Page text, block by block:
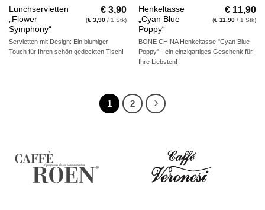
Lunchservietten
„Flower
Symphony“
€ 3,90
(€ 3,90 / 1 Stk)
Servietten mit Design: Ein blumiger
Touch für Ihren schön gedeckten Tisch!
Henkeltasse
„Cyan Blue
Poppy“
€ 11,90
(€ 11,90 / 1 Stk)
BONE CHINA Henkeltasse "Cyan Blue
Poppy" - ein einzigartiges Geschenk für
Ihre Liebsten!
1 2